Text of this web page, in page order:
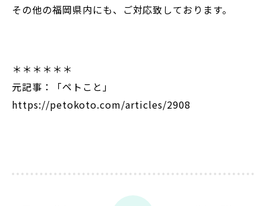
その他の福岡県内にも、ご対応致しております。
＊＊＊＊＊＊
元記事：「ペトこと」
https://petokoto.com/articles/2908